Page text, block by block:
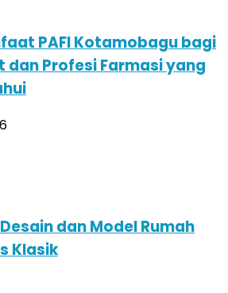
PAFI Kotamobagu bagi
dan Profesi Farmasi yang
dan Model Rumah
Klasik